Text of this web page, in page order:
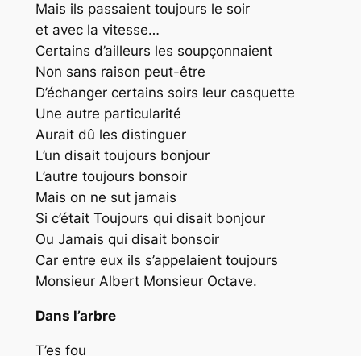
Mais ils passaient toujours le soir
et avec la vitesse…
Certains d’ailleurs les soupçonnaient
Non sans raison peut-être
D’échanger certains soirs leur casquette
Une autre particularité
Aurait dû les distinguer
L’un disait toujours bonjour
L’autre toujours bonsoir
Mais on ne sut jamais
Si c’était Toujours qui disait bonjour
Ou Jamais qui disait bonsoir
Car entre eux ils s’appelaient toujours
Monsieur Albert Monsieur Octave.
Dans l’arbre
T’es fou